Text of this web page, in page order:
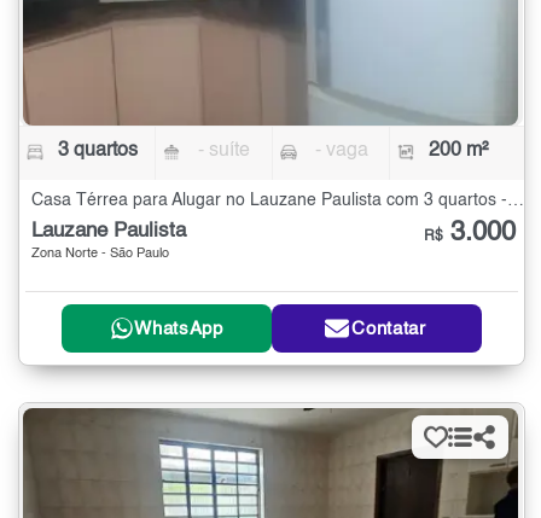
3 quartos - suíte - vaga 200 m²
Casa Térrea para Alugar no Lauzane Paulista com 3 quartos - 200 m²
Lauzane Paulista
Zona Norte - São Paulo
R$ 3.000
WhatsApp Contatar